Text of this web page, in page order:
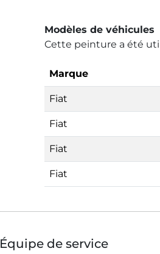
Modèles de véhicules
Cette peinture a été
Marque
Fiat
Fiat
Fiat
Fiat
Équipe de service